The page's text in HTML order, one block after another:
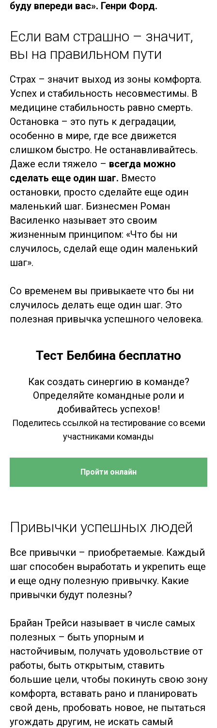
буду впереди вас». Генри Форд.
Если вам страшно – значит,
вы на правильном пути
Страх – значит выход из зоны комфорта.
Успех и стабильность несовместимы. В
медицине стабильность равно смерть.
Остановка – это путь к деградации,
особенно в мире, где все движется
слишком быстро. Не останавливайтесь.
Даже если тяжело – всегда можно
сделать еще один шаг. Вместо
остановки, просто сделайте еще один
маленький шаг. Бизнесмен Роман
Василенко называет это своим
жизненным принципом: «Что бы ни
случилось, сделай еще один маленький
шаг».
Со временем вы привыкаете что бы ни
случилось делать еще один шаг. Это
полезная привычка успешного человека.
Тест Белбина бесплатно
Как создать синергию в команде?
Определяйте командные роли и
добивайтесь успехов!
Поделитесь ссылкой на тестирование со всеми
участниками команды
Пройти онлайн
Привычки успешных людей
Все привычки – приобретаемые. Каждый
шаг способен выработать и укрепить еще
и еще одну полезную привычку. Какие
привычки будут полезны?
Брайан Трейси называет в числе самых
полезных – быть упорным и
настойчивым, получать удовольствие от
работы, быть открытым, ставить
большие цели, чтобы покинуть свою зону
комфорта, вставать рано и планировать
свой день, пробовать новое, не пытаться
угождать другим, не искать самый